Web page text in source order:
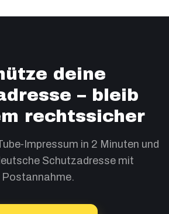
deine
– bleib
rechtssicher
in 2 Minuten und
Schutzadresse mit
Postannahme.